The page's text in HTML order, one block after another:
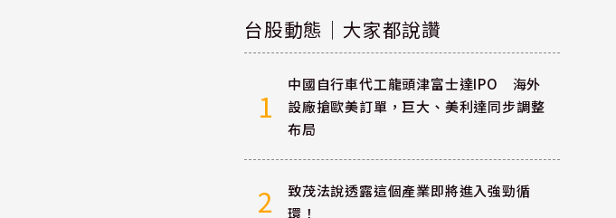
台股動態｜大家都說讚
1
中國自行車代工龍頭津富士達IPO 海外
設廠搶歐美訂單，巨大、美利達同步調整
布局
2
致茂法說透露這個產業即將進入強勁循
環！